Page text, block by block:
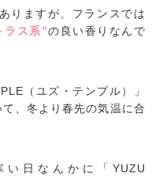
りますが、フランスでは
ラス系”の良い香りなんで
（ユズ・テンプル）」
、冬より春先の気温に合
日なんかに「YUZU